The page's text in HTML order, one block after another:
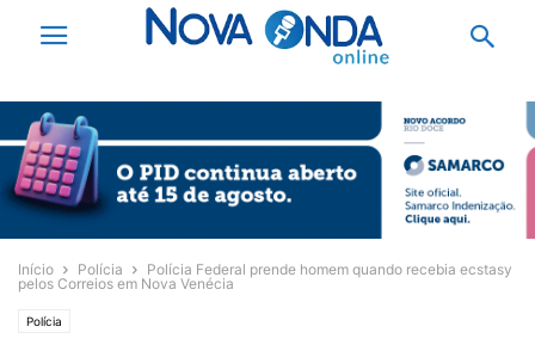
Início Polícia
Polícia Federal prende homem quando recebia ecstasy
pelos Correios em Nova Venécia
Polícia